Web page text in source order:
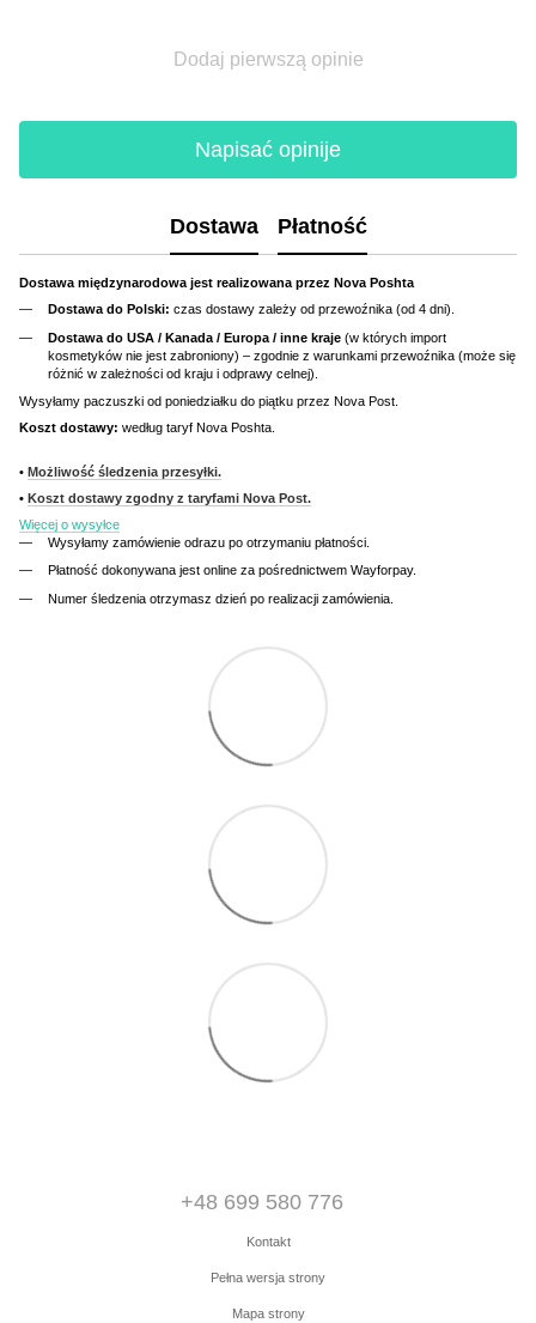
Dodaj pierwszą opinie
Napisać opinije
Dostawa Płatność
Dostawa międzynarodowa jest realizowana przez Nova Poshta
Dostawa do Polski: czas dostawy zależy od przewoźnika (od 4 dni).
Dostawa do USA / Kanada / Europa / inne kraje (w których import
kosmetyków nie jest zabroniony) – zgodnie z warunkami przewoźnika (może się
różnić w zależności od kraju i odprawy celnej).
Wysyłamy paczuszki od poniedziałku do piątku przez Nova Post.
Koszt dostawy: według taryf Nova Poshta.
• Możliwość śledzenia przesyłki.
• Koszt dostawy zgodny z taryfami Nova Post.
Więcej o wysyłce
Wysyłamy zamówienie odrazu po otrzymaniu płatności.
Płatność dokonywana jest online za pośrednictwem Wayforpay.
Numer śledzenia otrzymasz dzień po realizacji zamówienia.
+48 699 580 776
Kontakt
Pełna wersja strony
Mapa strony